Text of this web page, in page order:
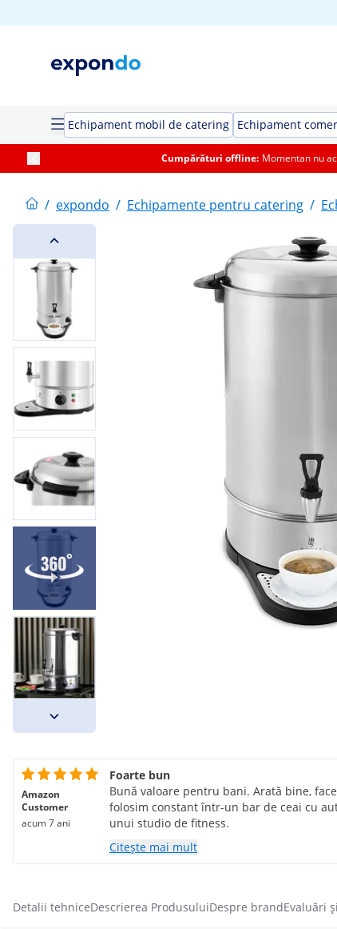
Echipament mobil de catering Echipament
Cumpărături offline: Momentan nu
/ expondo / Echipamente pentru catering /
Amazon
Customer
acum 7 ani
Foarte bun
Bună valoare pentru bani. Arată bine,
folosim constant într-un bar de ceai cu
unui studio de fitness.
Citește mai mult
Detalii tehniceDescrierea ProdusuluiDespre brandEvaluări